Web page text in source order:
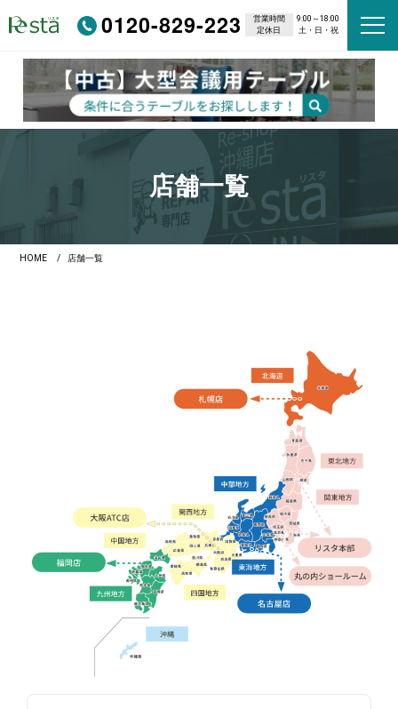
0120-829-223 営業時間
9:00～18:00
定休日
土・日・祝
店舗一覧
HOME 店舗一覧